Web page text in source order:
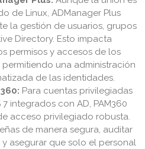
de Linux, ADManager Plus
la gestión de usuarios, grupos
Directory. Esto impacta
permisos y accesos de los
permitiendo una administración
de las identidades.
Para cuentas privilegiadas
7 integrados con AD, PAM360
acceso privilegiado robusta.
de manera segura, auditar
asegurar que solo el personal